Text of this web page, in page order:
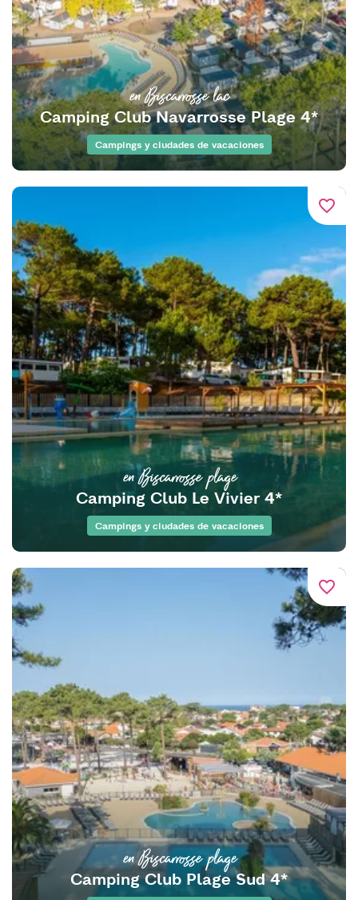
en Biscarrosse lac
Camping Club Navarrosse Plage 4*
Campings y ciudades de vacaciones
favorite_border
en Biscarrosse plage
Camping Club Le Vivier 4*
Campings y ciudades de vacaciones
favorite_border
en Biscarrosse plage
Camping Club Plage Sud 4*